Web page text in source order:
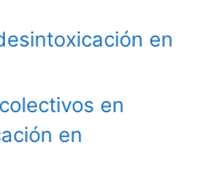
en
en
en